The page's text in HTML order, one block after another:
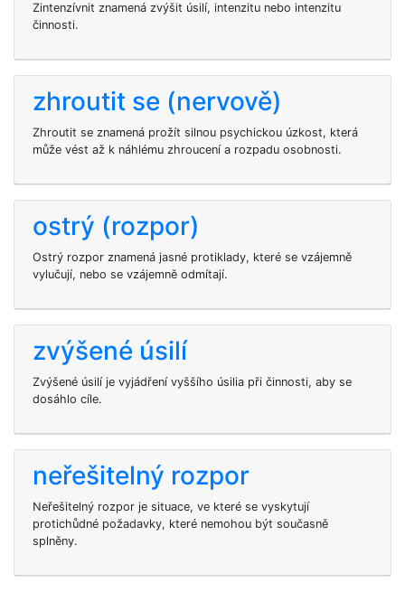
Zintenzívnit znamená zvýšit úsilí, intenzitu nebo intenzitu
činnosti.
zhroutit se (nervově)
Zhroutit se znamená prožít silnou psychickou úzkost, která
může vést až k náhlému zhroucení a rozpadu osobnosti.
ostrý (rozpor)
Ostrý rozpor znamená jasné protiklady, které se vzájemně
vylučují, nebo se vzájemně odmítají.
zvýšené úsilí
Zvýšené úsilí je vyjádření vyššího úsilia při činnosti, aby se
dosáhlo cíle.
neřešitelný rozpor
Neřešitelný rozpor je situace, ve které se vyskytují
protichůdné požadavky, které nemohou být současně
splněny.